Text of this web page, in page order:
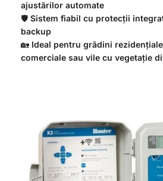
ajustărilor automate
🛡️ Sistem fiabil cu protecții
backup
🏡 Ideal pentru grădini
comerciale sau vile cu vegetație